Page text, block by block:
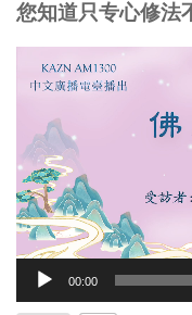
您知道只专心修法
频
放
器
00:00